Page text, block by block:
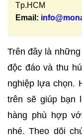
Tp.HCM
Email:
Trên đây là
độc đáo và thu
nghiệp lựa chọn.
trên sẽ giúp bạn
hàng phù hợp
nhé. Theo dõi